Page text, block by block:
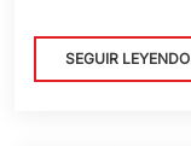
SEGUIR LEYENDO